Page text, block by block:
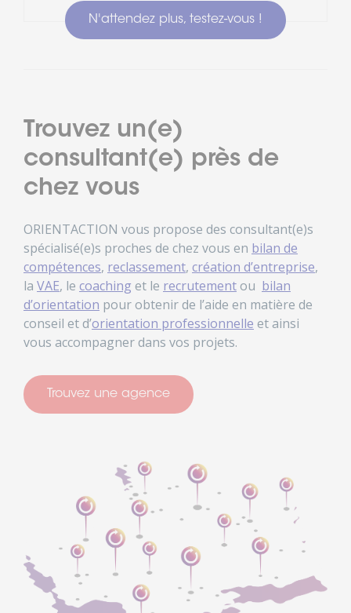
N'attendez plus, testez-vous !
Trouvez un(e)
consultant(e) près de
chez vous
ORIENTACTION vous propose des consultant(e)s
spécialisé(e)s proches de chez vous en bilan de
compétences, reclassement, création d’entreprise,
la VAE, le coaching et le recrutementou bilan
d’orientation pour obtenir de l’aide en matière de
conseil et d’orientation professionnelle et ainsi
vous accompagner dans vos projets.
Trouvez une agence